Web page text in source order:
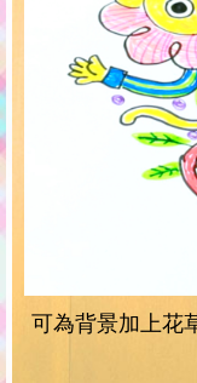
可為背景加上花